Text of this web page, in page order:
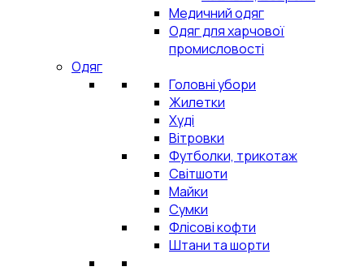
Медичний одяг
Одяг для харчової
промисловості
Одяг
Головні убори
Жилетки
Худі
Вітровки
Футболки, трикотаж
Світшоти
Майки
Сумки
Флісові кофти
Штани та шорти